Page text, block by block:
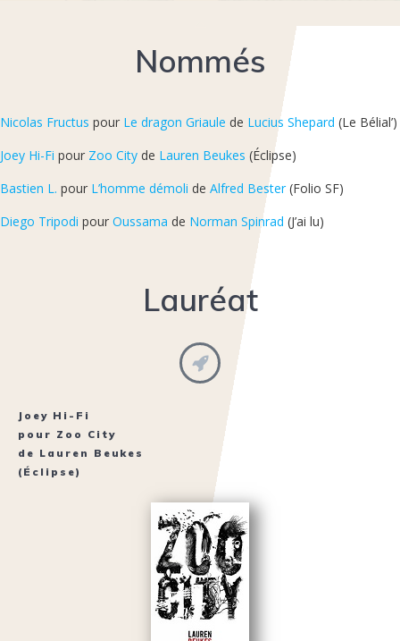
Nommés
Nicolas Fructus pour Le dragon Griaule de Lucius Shepard (Le Bélial’)
Joey Hi-Fi pour Zoo City de Lauren Beukes (Éclipse)
Bastien L. pour L’homme démoli de Alfred Bester(Folio SF)
Diego Tripodi pour Oussama de Norman Spinrad (J’ai lu)
Lauréat
Joey Hi-Fi
pour Zoo City
de Lauren Beukes
(Éclipse)